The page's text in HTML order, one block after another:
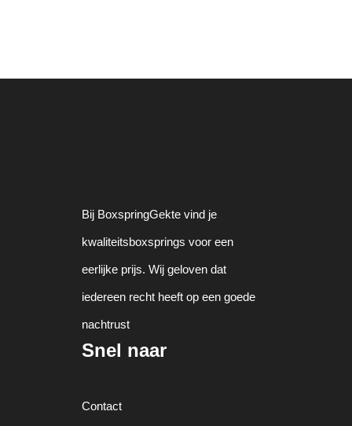
Bij BoxspringGekte vind je
kwaliteitsboxsprings voor een
eerlijke prijs. Wij geloven dat
iedereen recht heeft op een goede
nachtrust
Snel naar
Contact